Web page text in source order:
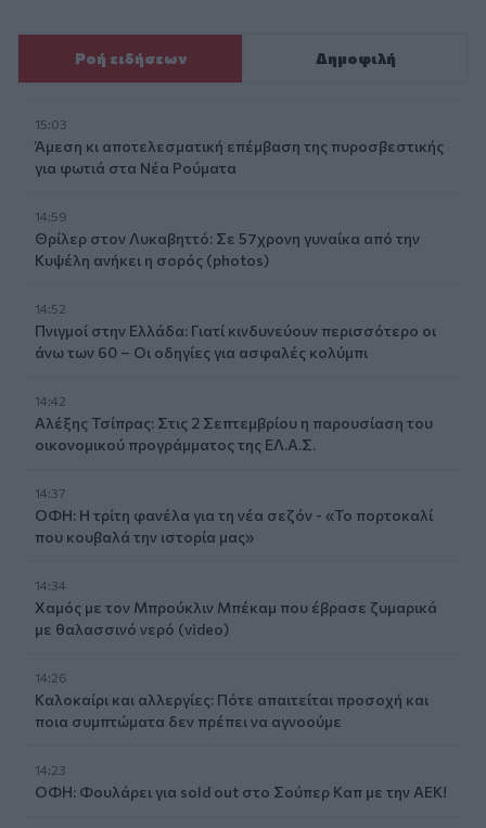
Ροή ειδήσεων Δημοφιλή
15:03
Άμεση κι αποτελεσματική επέμβαση της πυροσβεστικής
για φωτιά στα Νέα Ρούματα
14:59
Θρίλερ στον Λυκαβηττό: Σε 57χρονη γυναίκα από την
Κυψέλη ανήκει η σορός (photos)
14:52
Πνιγμοί στην Ελλάδα: Γιατί κινδυνεύουν περισσότερο οι
άνω των 60 – Οι οδηγίες για ασφαλές κολύμπι
14:42
Αλέξης Τσίπρας: Στις 2 Σεπτεμβρίου η παρουσίαση του
οικονομικού προγράμματος της ΕΛ.Α.Σ.
14:37
ΟΦΗ: Η τρίτη φανέλα για τη νέα σεζόν - «Το πορτοκαλί
που κουβαλά την ιστορία μας»
14:34
Χαμός με τον Μπρούκλιν Μπέκαμ που έβρασε ζυμαρικά
με θαλασσινό νερό (video)
14:26
Καλοκαίρι και αλλεργίες: Πότε απαιτείται προσοχή και
ποια συμπτώματα δεν πρέπει να αγνοούμε
14:23
ΟΦΗ: Φουλάρει για sold out στο Σούπερ Καπ με την ΑΕΚ!